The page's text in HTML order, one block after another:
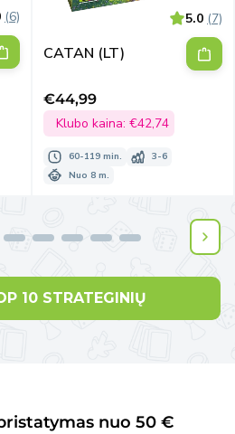
(6) 5.0 (7)
CATAN (LT)
Išpardavimo
kaina
€44,99
Klubo kaina: €42,74
60-119 min.
3-6
Nuo 8 m.
10 STRATEGINIŲ
nuo 50 €